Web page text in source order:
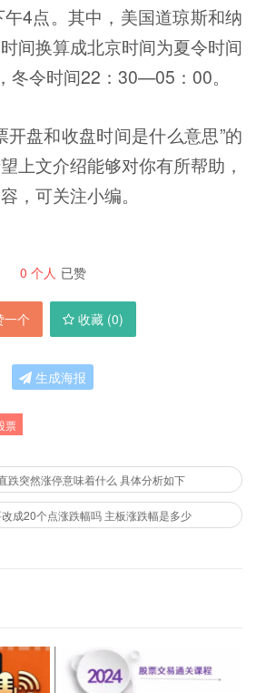
4点。其中，美国道琼斯和纳
间换算成北京时间为夏令时间
令时间22：30—05：00。
开盘和收盘时间是什么意思”的
上文介绍能够对你有所帮助，
，可关注小编。
0 个人 已赞
一个 收藏 (0)
生成海报
票
跌突然涨停意味着什么 具体分析如下
成20个点涨跌幅吗 主板涨跌幅是多少